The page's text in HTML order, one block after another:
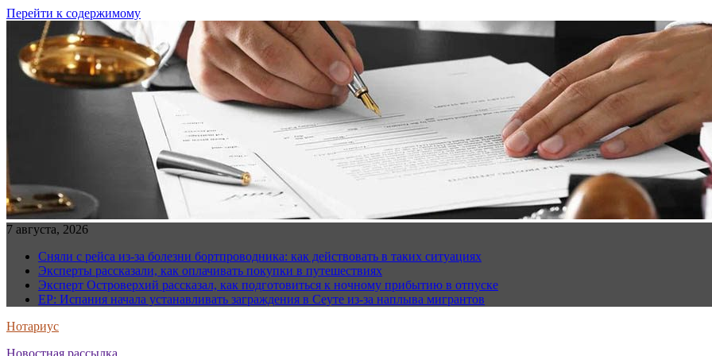
Перейти к содержимому
7 августа, 2026
Сняли с рейса из-за болезни бортпроводника: как действовать в таких ситуациях
Эксперты рассказали, как оплачивать покупки в путешествиях
Эксперт Островерхий рассказал, как подготовиться к ночному прибытию в отпуске
EP: Испания начала устанавливать заграждения в Сеуте из-за наплыва мигрантов
Нотариус
Новостная рассылка